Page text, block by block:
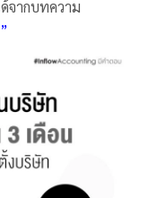
จากบทความ